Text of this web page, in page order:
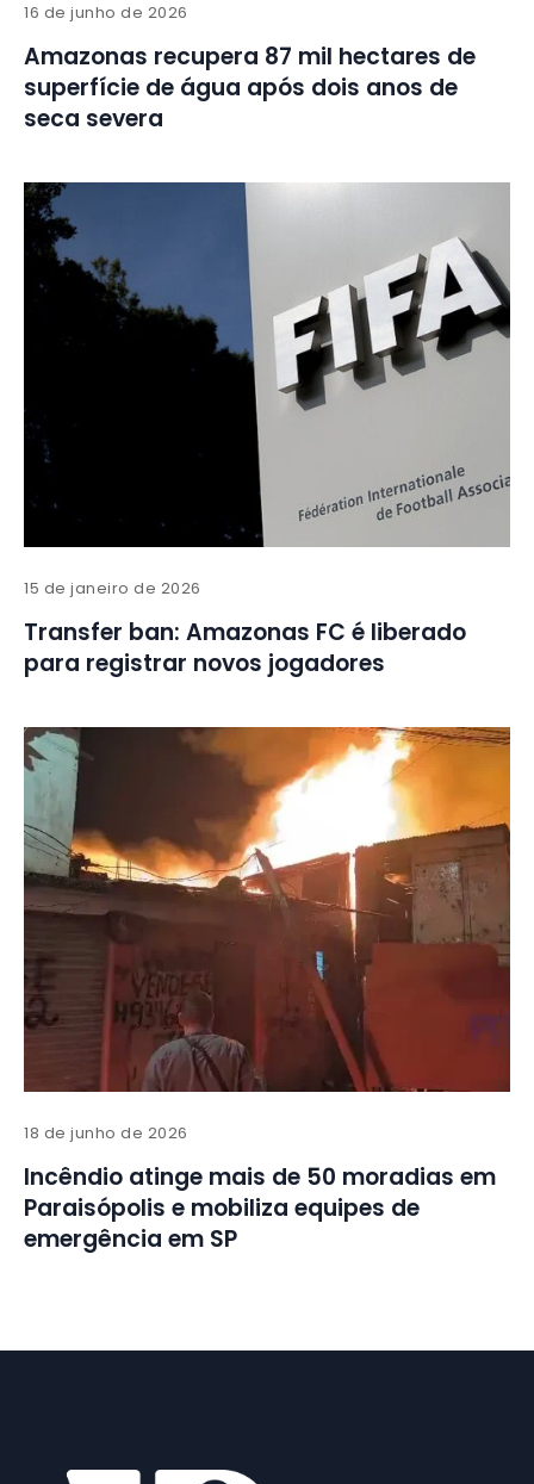
16 de junho de 2026
Amazonas recupera 87 mil hectares de
superfície de água após dois anos de
seca severa
15 de janeiro de 2026
Transfer ban: Amazonas FC é liberado
para registrar novos jogadores
18 de junho de 2026
Incêndio atinge mais de 50 moradias em
Paraisópolis e mobiliza equipes de
emergência em SP